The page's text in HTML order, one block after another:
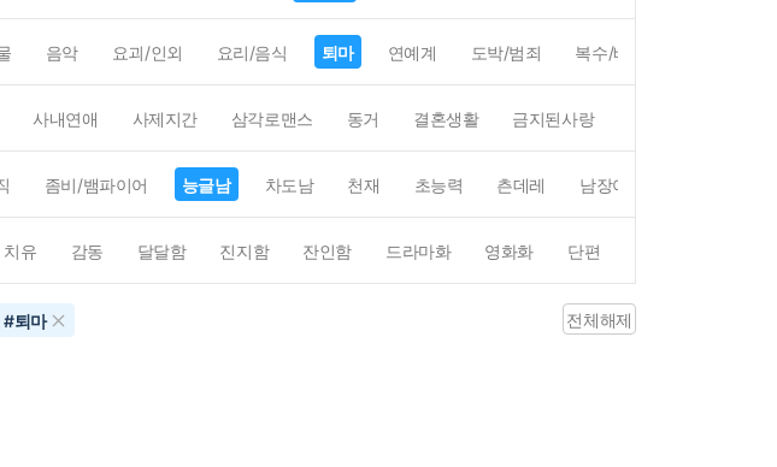
음악 요괴/인외 요리/음식 퇴마 연예계 도박/범죄 복수/배신
사내연애 사제지간 삼각로맨스 동거 결혼생활 금지된사랑
좀비/뱀파이어 능글남 차도남 천재 초능력 츤데레 남장여자
치유 감동 달달함 진지함 잔인함 드라마화 영화화 단편
#퇴마 전체해제